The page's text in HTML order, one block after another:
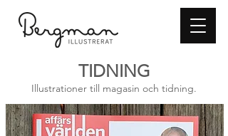
TIDNING
Illustrationer till magasin och tidning.